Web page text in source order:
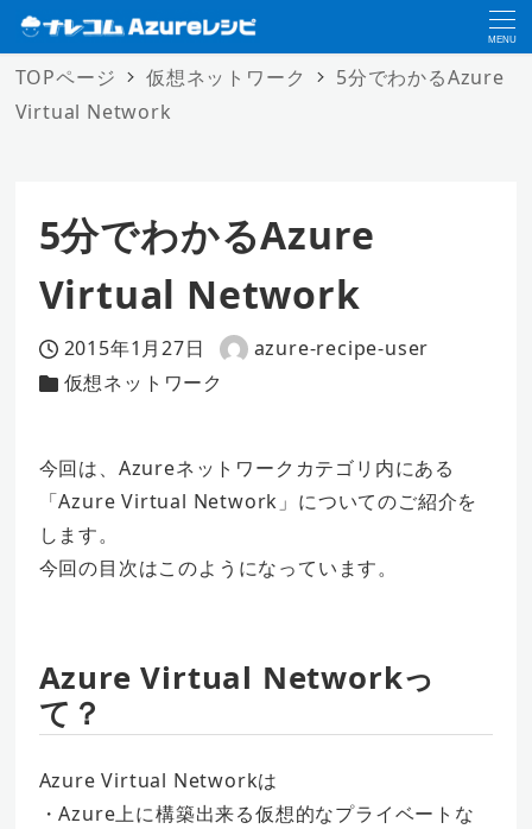
MENU
TOPページ 仮想ネットワーク
5分でわかるAzure
Virtual Network
5分でわかるAzure
Virtual Network
投稿日
2015年1月27日
著
azure-recipe-user
カテゴリー
仮想ネットワーク
今回は、Azureネットワークカテゴリ内にある
「Azure Virtual Network」についてのご紹介を
します。
今回の目次はこのようになっています。
Azure Virtual Networkっ
て？
Azure Virtual Networkは
・Azure上に構築出来る仮想的なプライベートな